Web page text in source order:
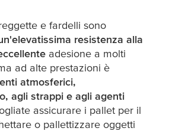
e fardelli sono
resistenza alla
adesione a molti
ad alte prestazioni è
atmosferici,
agli strappi e agli agenti
assicurare i pallet per il
o pallettizzare oggetti